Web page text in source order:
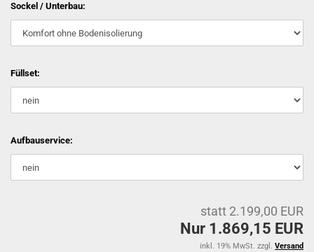
Sockel / Unterbau:
Füllset:
Aufbauservice:
statt 2.199,00 EUR
Nur 1.869,15 EUR
inkl. 19% MwSt. zzgl. Versand